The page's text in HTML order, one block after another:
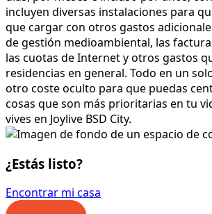
incluyen diversas instalaciones para
que cargar con otros gastos
de gestión medioambiental, las
las cuotas de Internet y otros gastos
residencias en general. Todo en un
otro coste oculto para que puedas
cosas que son más prioritarias en tu
vives en Joylive BSD City.
¿Estás listo?
Encontrar mi casa